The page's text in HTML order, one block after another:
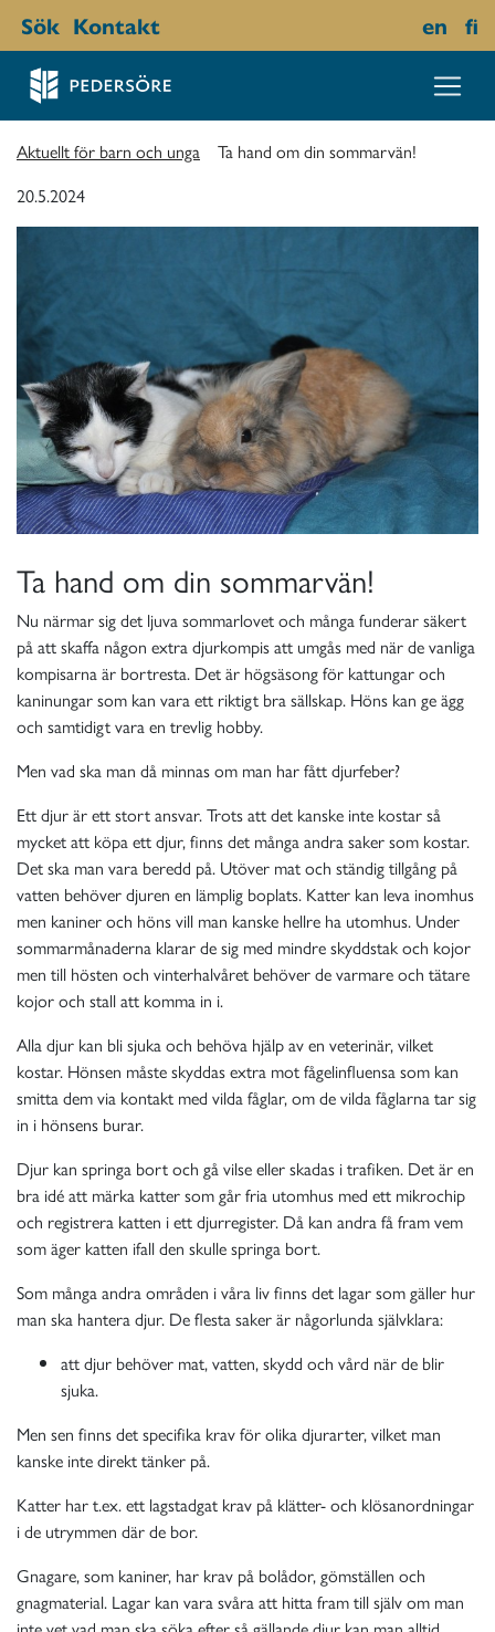
Sök Kontakt en fi
Aktuellt för barn och unga
Ta hand om din sommarvän!
20.5.2024
Ta hand om din sommarvän!
Nu närmar sig det ljuva sommarlovet och många funderar säkert
på att skaffa någon extra djurkompis att umgås med när de vanliga
kompisarna är bortresta. Det är högsäsong för kattungar och
kaninungar som kan vara ett riktigt bra sällskap. Höns kan ge ägg
och samtidigt vara en trevlig hobby.
Men vad ska man då minnas om man har fått djurfeber?
Ett djur är ett stort ansvar. Trots att det kanske inte kostar så
mycket att köpa ett djur, finns det många andra saker som kostar.
Det ska man vara beredd på. Utöver mat och ständig tillgång på
vatten behöver djuren en lämplig boplats. Katter kan leva inomhus
men kaniner och höns vill man kanske hellre ha utomhus. Under
sommarmånaderna klarar de sig med mindre skyddstak och kojor
men till hösten och vinterhalvåret behöver de varmare och tätare
kojor och stall att komma in i.
Alla djur kan bli sjuka och behöva hjälp av en veterinär, vilket
kostar. Hönsen måste skyddas extra mot fågelinfluensa som kan
smitta dem via kontakt med vilda fåglar, om de vilda fåglarna tar sig
in i hönsens burar.
Djur kan springa bort och gå vilse eller skadas i trafiken. Det är en
bra idé att märka katter som går fria utomhus med ett mikrochip
och registrera katten i ett djurregister. Då kan andra få fram vem
som äger katten ifall den skulle springa bort.
Som många andra områden i våra liv finns det lagar som gäller hur
man ska hantera djur. De flesta saker är någorlunda självklara:
att djur behöver mat, vatten, skydd och vård när de blir
sjuka.
Men sen finns det specifika krav för olika djurarter, vilket man
kanske inte direkt tänker på.
Katter har t.ex. ett lagstadgat krav på klätter- och klösanordningar
i de utrymmen där de bor.
Gnagare, som kaniner, har krav på bolådor, gömställen och
gnagmaterial. Lagar kan vara svåra att hitta fram till själv om man